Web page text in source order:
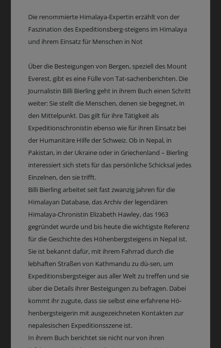
Die renommierte Himalaya-Expertin erzählt von der
Faszination des Expeditionsberg-steigens im Himalaya
und ihrem Einsatz für Menschen in Not
Über die Besteigungen von Bergen, speziell des Mount
Everest, gibt es eine Fülle von Tat-sachenberichten. Die
Journalistin Billi Bierling geht in ihrem Buch einen Schritt
weiter: Sie stellt die Menschen, denen sie begegnet, in
den Mittelpunkt. Das gilt für ihre Tätigkeit als
Expeditionschronistin ebenso wie für ihren Einsatz bei
der Humanitäre Hilfe der Schweiz. Ob in Nepal, in
Pakistan, in der Ukraine oder in Griechenland – Bierling
interessiert sich stets für das persönliche Schicksal jedes
Einzelnen, den sie trifft.
Billi Bierling arbeitet seit fast zwanzig Jahren für die
Himalayan Database, das Archiv der legendären
Himalaya-Chronistin Elizabeth Hawley, das 1963
gegründet wurde und bis heute die wichtigste Referenz
für die Geschichte des Höhenbergsteigens in Nepal ist.
Sie ist bekannt dafür, mit ihrem Fahrrad durch die
lebhaften Straßen von Kathmandu zu dü-sen, um
Expeditionsbergsteiger aus aller Welt zu treffen und sie
über die Details ihrer Besteigungen zu befragen. Dabei
kommt ihr zugute, dass sie selbst eine erfahrene Hö-
henbergsteigerin mit ausgezeichneten Kontakten zur
nepalesischen Expeditionsszene ist.
In ihrem Buch berichtet sie nicht nur von ihren